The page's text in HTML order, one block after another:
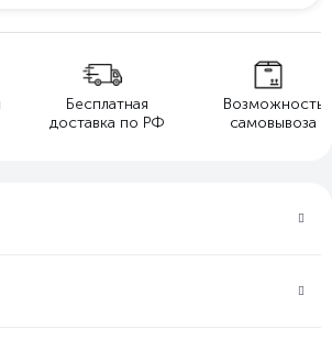
Бесплатная
доставка по РФ
Возможность
самовывоза